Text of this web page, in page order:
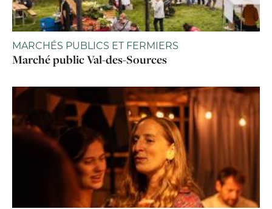
MARCHÉS PUBLICS ET FERMIERS
Marché public Val-des-Sources